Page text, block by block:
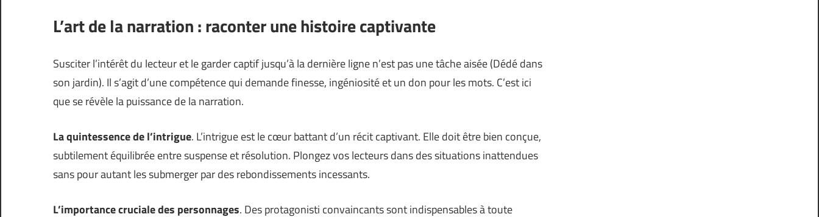
L’art de la narration : raconter une histoire captivante
Susciter l’intérêt du lecteur et le garder captif jusqu’à la dernière ligne n’est pas une tâche aisée (Dédé dans
son jardin). Il s’agit d’une compétence qui demande finesse, ingéniosité et un don pour les mots. C’est ici
que se révèle la puissance de la narration.
La quintessence de l’intrigue. L’intrigue est le cœur battant d’un récit captivant. Elle doit être bien conçue,
subtilement équilibrée entre suspense et résolution. Plongez vos lecteurs dans des situations inattendues
sans pour autant les submerger par des rebondissements incessants.
L’importance cruciale des personnages. Des protagonisti convaincants sont indispensables à toute